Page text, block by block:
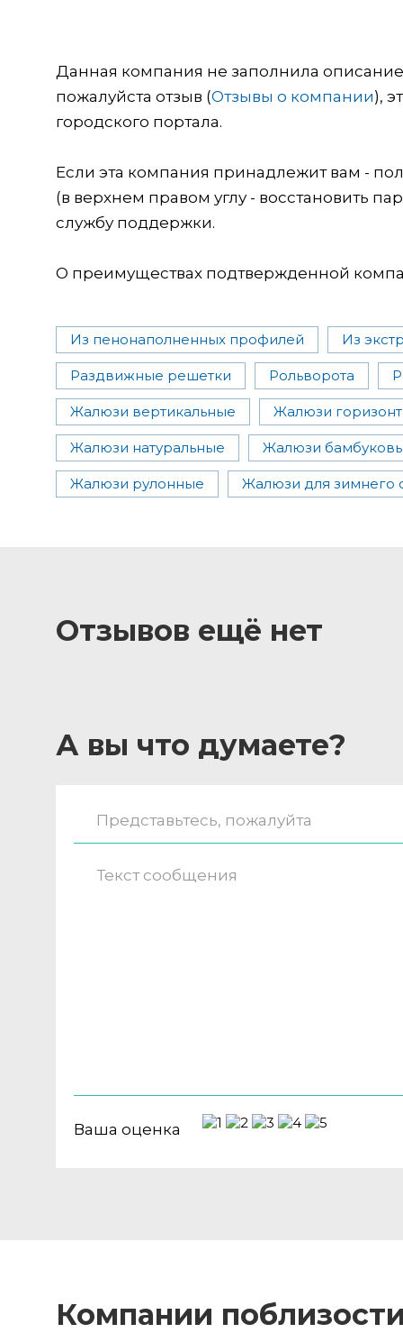
Данная компания не заполнила описание
пожалуйста отзыв (Отзывы о компании),
городского портала.
Если эта компания принадлежит вам -
(в верхнем правом углу - восстановить
службу поддержки.
О преимуществах подтвержденной
Из пенонаполненных профилей Из
Раздвижные решетки Рольворота
Жалюзи вертикальные Жалюзи
Жалюзи натуральные Жалюзи
Жалюзи рулонные Жалюзи для зимнего
Отзывов ещё нет
А вы что думаете?
Ваша оценка
Компании поблизости